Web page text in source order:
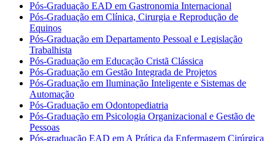
Pós-Graduação EAD em Gastronomia Internacional
Pós-Graduação em Clínica, Cirurgia e Reprodução de
Equinos
Pós-Graduação em Departamento Pessoal e Legislação
Trabalhista
Pós-Graduação em Educação Cristã Clássica
Pós-Graduação em Gestão Integrada de Projetos
Pós-Graduação em Iluminação Inteligente e Sistemas de
Automação
Pós-Graduação em Odontopediatria
Pós-Graduação em Psicologia Organizacional e Gestão de
Pessoas
Pós-graduação EAD em A Prática da Enfermagem Cirúrgica